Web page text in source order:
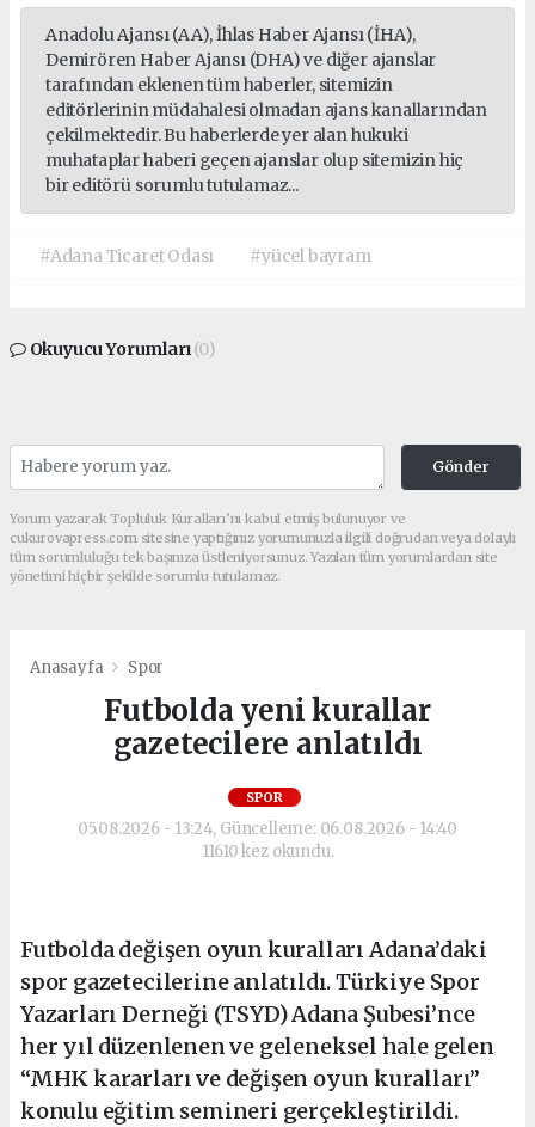
Anadolu Ajansı (AA), İhlas Haber Ajansı (İHA),
Demirören Haber Ajansı (DHA) ve diğer ajanslar
tarafından eklenen tüm haberler, sitemizin
editörlerinin müdahalesi olmadan ajans kanallarından
çekilmektedir. Bu haberlerde yer alan hukuki
muhataplar haberi geçen ajanslar olup sitemizin hiç
bir editörü sorumlu tutulamaz...
#Adana Ticaret Odası #yücel bayram
Okuyucu Yorumları(0)
Gönder
Yorum yazarak Topluluk Kuralları’nı kabul etmiş bulunuyor ve
cukurovapress.com sitesine yaptığınız yorumunuzla ilgili doğrudan veya dolaylı
tüm sorumluluğu tek başınıza üstleniyorsunuz. Yazılan tüm yorumlardan site
yönetimi hiçbir şekilde sorumlu tutulamaz.
Anasayfa Spor
Futbolda yeni kurallar
gazetecilere anlatıldı
SPOR
05.08.2026 - 13:24, Güncelleme: 06.08.2026 - 14:40
11610 kez okundu.
Futbolda değişen oyun kuralları Adana’daki
spor gazetecilerine anlatıldı. Türkiye Spor
Yazarları Derneği (TSYD) Adana Şubesi’nce
her yıl düzenlenen ve geleneksel hale gelen
“MHK kararları ve değişen oyun kuralları”
konulu eğitim semineri gerçekleştirildi.